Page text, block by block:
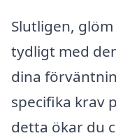
Slutligen,
tydligt med
dina
specifika krav
detta ökar du